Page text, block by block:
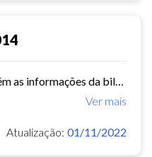
Ver mais
Atualização: 01/11/2022